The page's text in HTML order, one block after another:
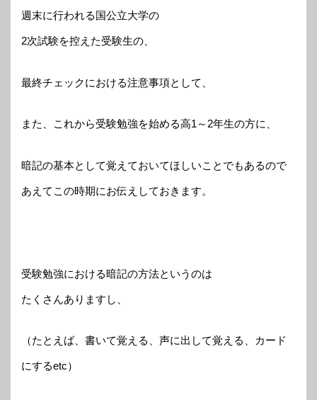
週末に行われる国公立大学の
2次試験を控えた受験生の、
最終チェックにおける注意事項として、
また、これから受験勉強を始める高1～2年生の方に、
暗記の基本として覚えておいてほしいことでもあるので
あえてこの時期にお伝えしておきます。
受験勉強における暗記の方法というのは
たくさんありますし、
（たとえば、書いて覚える、声に出して覚える、カード
にするetc）